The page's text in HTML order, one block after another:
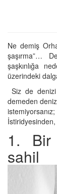
Ne demiş
şaşırma”…
şaşkınlığa
üzerindeki
Siz de denizi
demeden
1. Bir
sahil